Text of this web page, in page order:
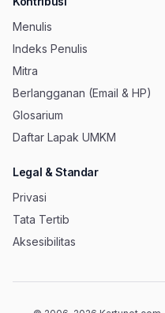
Menulis
Indeks Penulis
Mitra
Berlangganan (Email & HP)
Glosarium
Daftar Lapak UMKM
Legal & Standar
Privasi
Tata Tertib
Aksesibilitas